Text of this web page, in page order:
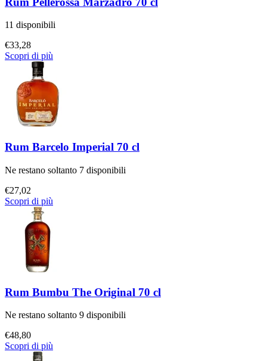
11 disponibili
€33,28
Scopri di più
Rum Barcelo Imperial 70 cl
Ne restano soltanto 7 disponibili
€27,02
Scopri di più
Rum Bumbu The Original 70 cl
Ne restano soltanto 9 disponibili
€48,80
Scopri di più